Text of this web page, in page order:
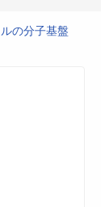
の分子基盤